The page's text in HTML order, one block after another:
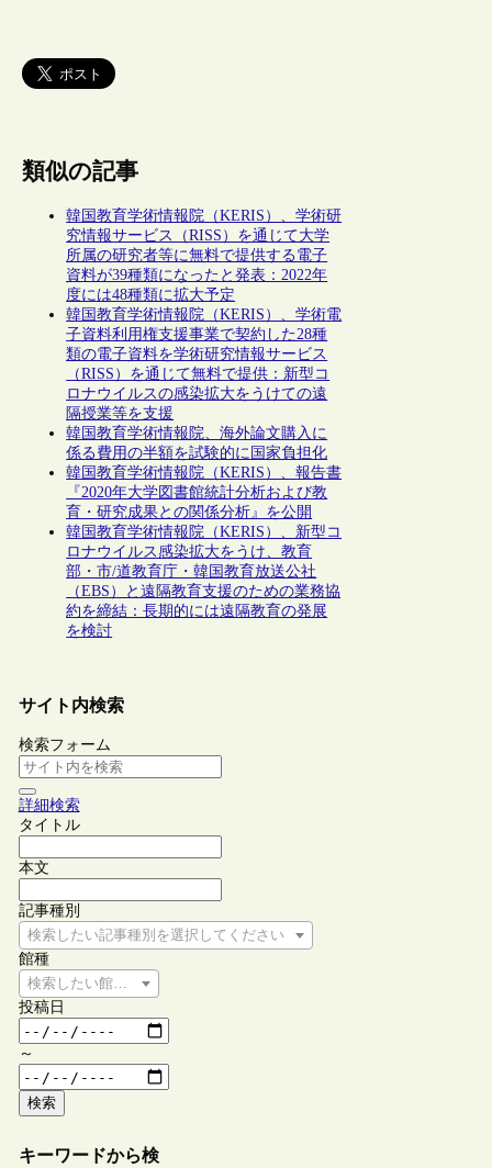
類似の記事
韓国教育学術情報院（KERIS）、学術研
究情報サービス（RISS）を通じて大学
所属の研究者等に無料で提供する電子
資料が39種類になったと発表：2022年
度には48種類に拡大予定
韓国教育学術情報院（KERIS）、学術電
子資料利用権支援事業で契約した28種
類の電子資料を学術研究情報サービス
（RISS）を通じて無料で提供：新型コ
ロナウイルスの感染拡大をうけての遠
隔授業等を支援
韓国教育学術情報院、海外論文購入に
係る費用の半額を試験的に国家負担化
韓国教育学術情報院（KERIS）、報告書
『2020年大学図書館統計分析および教
育・研究成果との関係分析』を公開
韓国教育学術情報院（KERIS）、新型コ
ロナウイルス感染拡大をうけ、教育
部・市/道教育庁・韓国教育放送公社
（EBS）と遠隔教育支援のための業務協
約を締結：長期的には遠隔教育の発展
を検討
サイト内検索
検索フォーム
詳細検索
タイトル
本文
記事種別
検索したい記事種別を選択してください
館種
検索したい館種を選択してください
投稿日
～
検索
キーワードから検